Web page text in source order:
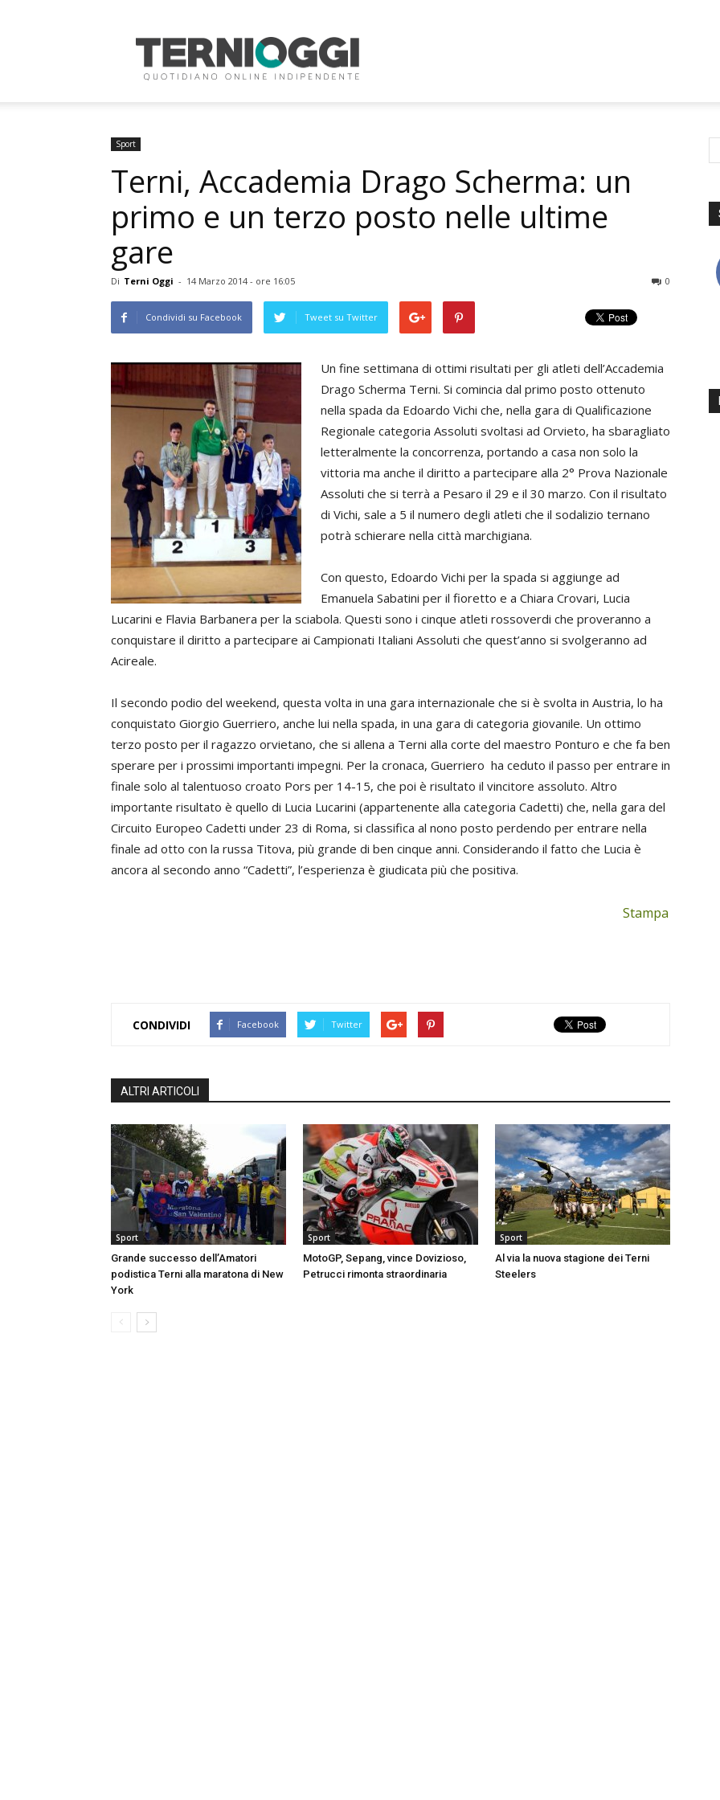
Oggi
Sport
Terni, Accademia Drago Scherma: un
primo e un terzo posto nelle ultime
gare
Di Terni Oggi - 14 Marzo 2014 - ore 16:05 0
Condividi su Facebook Tweet su Twitter
Un fine settimana di ottimi risultati per gli atleti dell’Accademia
Drago Scherma Terni. Si comincia dal primo posto ottenuto
nella spada da Edoardo Vichi che, nella gara di Qualificazione
Regionale categoria Assoluti svoltasi ad Orvieto, ha sbaragliato
letteralmente la concorrenza, portando a casa non solo la
vittoria ma anche il diritto a partecipare alla 2° Prova Nazionale
Assoluti che si terrà a Pesaro il 29 e il 30 marzo. Con il risultato
di Vichi, sale a 5 il numero degli atleti che il sodalizio ternano
potrà schierare nella città marchigiana.
Con questo, Edoardo Vichi per la spada si aggiunge ad
Emanuela Sabatini per il fioretto e a Chiara Crovari, Lucia
Lucarini e Flavia Barbanera per la sciabola. Questi sono i cinque atleti rossoverdi che proveranno a
conquistare il diritto a partecipare ai Campionati Italiani Assoluti che quest’anno si svolgeranno ad
Acireale.
Il secondo podio del weekend, questa volta in una gara internazionale che si è svolta in Austria, lo ha
conquistato Giorgio Guerriero, anche lui nella spada, in una gara di categoria giovanile. Un ottimo
terzo posto per il ragazzo orvietano, che si allena a Terni alla corte del maestro Ponturo e che fa ben
sperare per i prossimi importanti impegni. Per la cronaca, Guerriero ha ceduto il passo per entrare in
finale solo al talentuoso croato Pors per 14-15, che poi è risultato il vincitore assoluto. Altro
importante risultato è quello di Lucia Lucarini (appartenente alla categoria Cadetti) che, nella gara del
Circuito Europeo Cadetti under 23 di Roma, si classifica al nono posto perdendo per entrare nella
finale ad otto con la russa Titova, più grande di ben cinque anni. Considerando il fatto che Lucia è
ancora al secondo anno “Cadetti”, l’esperienza è giudicata più che positiva.
Stampa
CONDIVIDI Facebook Twitter
ALTRI ARTICOLI
Sport
Grande successo dell’Amatori
podistica Terni alla maratona di New
York
Sport
MotoGP, Sepang, vince Dovizioso,
Petrucci rimonta straordinaria
Sport
Al via la nuova stagione dei Terni
Steelers